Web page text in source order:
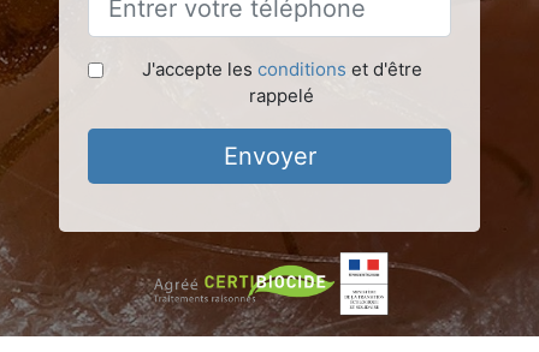
J'accepte les conditions et d'être
rappelé
Envoyer